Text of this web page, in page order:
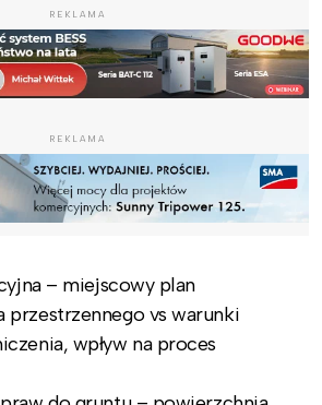
REKLAMA
REKLAMA
– miejscowy plan
przestrzennego vs warunki
wpływ na proces